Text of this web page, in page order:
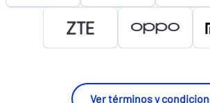
Ver términos y